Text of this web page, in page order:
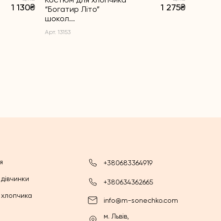
1 130₴
“Богатир Літо”
шокол...
Арт. 13153
1 275₴
+380683364919
+380634362665
info@m-sonechko.com
м. Львів,